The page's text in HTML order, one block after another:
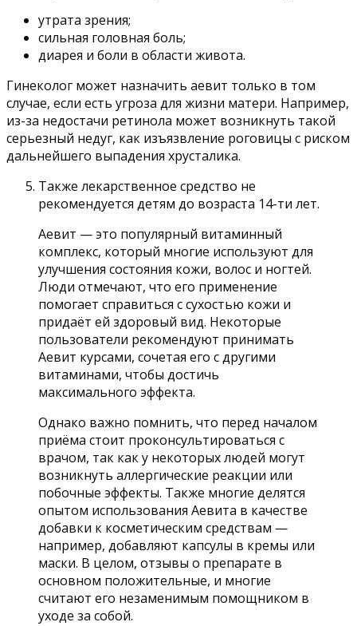
утрата зрения;
сильная головная боль;
диарея и боли в области живота.
Гинеколог может назначить аевит только в том
случае, если есть угроза для жизни матери. Например,
из-за недостачи ретинола может возникнуть такой
серьезный недуг, как изъязвление роговицы с риском
дальнейшего выпадения хрусталика.
Также лекарственное средство не
рекомендуется детям до возраста 14-ти лет.
Аевит — это популярный витаминный
комплекс, который многие используют для
улучшения состояния кожи, волос и ногтей.
Люди отмечают, что его применение
помогает справиться с сухостью кожи и
придаёт ей здоровый вид. Некоторые
пользователи рекомендуют принимать
Аевит курсами, сочетая его с другими
витаминами, чтобы достичь
максимального эффекта.
Однако важно помнить, что перед началом
приёма стоит проконсультироваться с
врачом, так как у некоторых людей могут
возникнуть аллергические реакции или
побочные эффекты. Также многие делятся
опытом использования Аевита в качестве
добавки к косметическим средствам —
например, добавляют капсулы в кремы или
маски. В целом, отзывы о препарате в
основном положительные, и многие
считают его незаменимым помощником в
уходе за собой.